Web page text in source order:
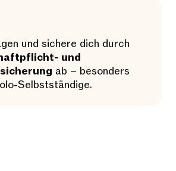
und sichere dich durch
und
ab – besonders
Selbstständige.